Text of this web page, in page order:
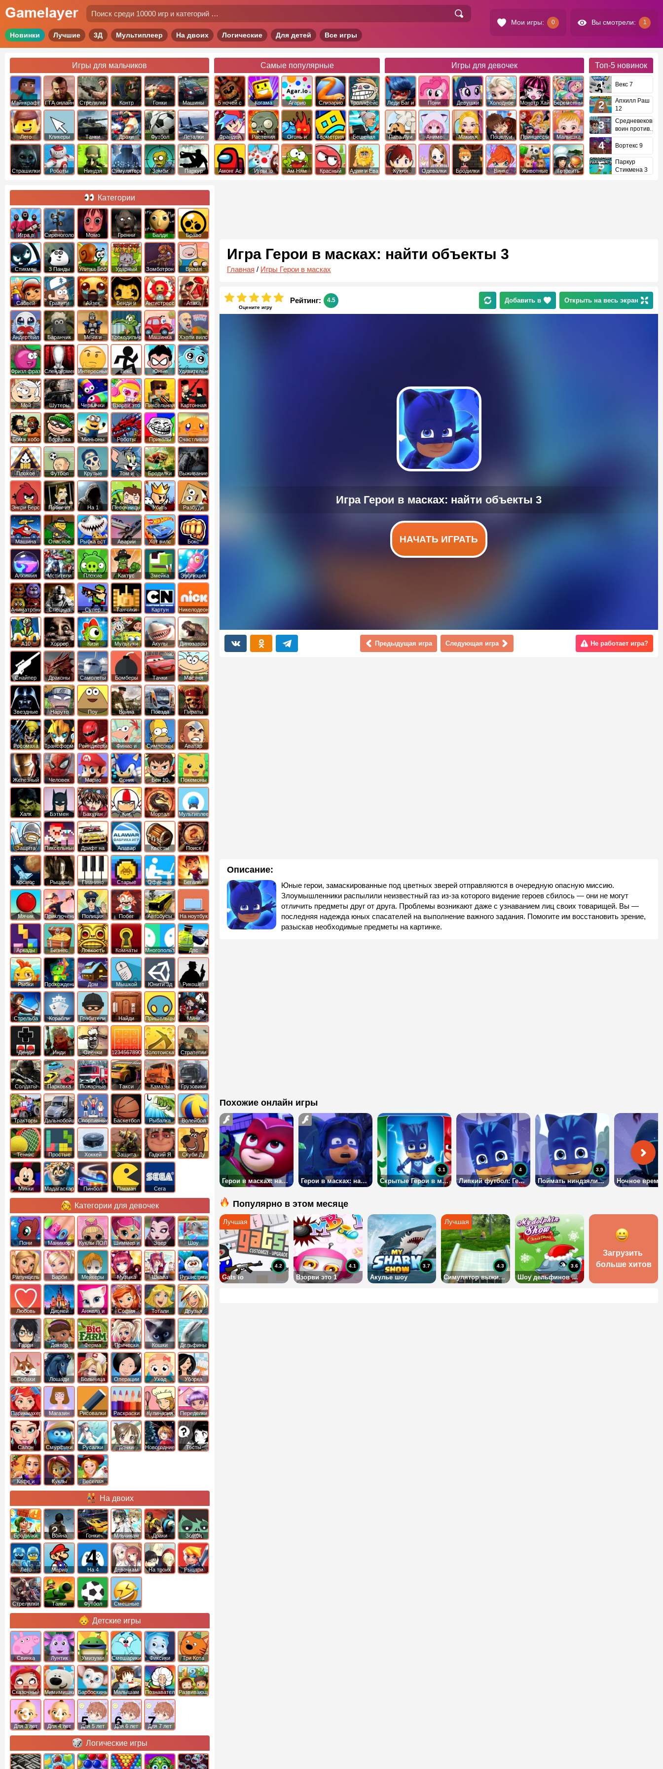
Мои игры: 0 Вы смотрели: 1
Новинки Лучшие 3Д Мультиплеер На двоих Логические Для детей Все игры
Игры для мальчиков
Майнкрафт ГТА онлайн Стрелялки
Контр
Страйк
Гонки Машины
Лего Кликеры Танки Драки Футбол Леталки
Страшилки Роботы Ниндзя Симуляторы Зомби Паркур
Самые популярные
5 ночей с
фредди
Когама Агарио Слизарио
Троллфейс
квест
Фрайдей
Найт
Фанкин
Растения
против
Зомби
Огонь и
Вода
Геометрия
Даш
Бешеная
бабка
сбежала из
психушки
Амонг Ас Игры Io Ам Ням
Красный
Адам и Ева
Игры для девочек
Леди Баг и
Супер Кот
Пони
Дружба это
Девушки
Эквестрии
Холодное
Сердце
Монстр Хай Беременные
Папа Луи Аниме Макияж Поцелуи
Принцессы
Диснея
Малышка
Хейзел
Кухня
Одевалки Бродилки Винкс Животные
Готовить
Топ-5 новинок
Векс 7
Апхилл Раш
12
Средневековый
воин против
Вортекс 9
Паркур
Стикмена 3
Игра Герои в масках: найти объекты 3
Главная / Игры Герои в масках
Оцените игру
Рейтинг: 4.5 Добавить в Открыть на весь экран
НАЧАТЬ ИГРАТЬ
Предыдущая игра Следующая игра Не работает игра?
Описание:
Юные герои, замаскированные под цветных зверей отправляются в очередную опасную миссию.
Злоумышленники распылили неизвестный газ из-за которого видение героев сбилось — они не могут
отличить предметы друг от друга. Проблемы возникают даже с узнаванием лиц своих товарищей. Вы —
последняя надежда юных спасателей на выполнение важного задания. Помогите им восстановить зрение,
разыскав необходимые предметы на картинке.
Похожие онлайн игры
Герои в масках: найти объекты 2 Герои в масках: найти объекты Скрытые Герои в масках
3.1
Липкий футбол: Герои в масках
4
Поймать ниндзялино: Герои в масках
3.9
Популярно в этом месяце
Gats io
4.2
Взорви это 1
4.1
Акулье шоу
3.7
Симулятор выживания в лесу
4.3
Шоу дельфинов 9: Рождественское издание
3.6
Загрузить
больше хитов
Категории
Игра в
Кальмара
Сиреноголовый Момо Гренни Балди
Браво
Старс
Стикмен 3 Панды Улитка Боб
Ударный
отряд котят
Зомботрон
Время
Приключений
Сабвей
Серф
Гравити
Фолз
Айзек
Бенди и
Чернильная
машина
Антистресс
Атака
Титанов
Андертейл
Баранчик
Шон
Мечи и
Сандали
Крокодильчик
Свомпи
Машинка
Вилли
Хэппи вилс
Фризл фраз Слендермен Интересные Векс
Юные
титаны
вперед
Удивительный
мир
Гамбола
Мой
шумный
дом
Шутеры Червячки Взорви это
Пиксельная
война
Картонная
башка
Бомж хобо
Воришка
боб
Миньоны
Роботы
динозавры
Приколы
Счастливая
обезьянка
Плохое
мороженое
Футбол
головами
Крутые
Том и
джерри
Бродилки
Приключения
Выживание
Энгри Берс
Побег из
тюрьмы
На 1 Песочницы
Убить
короля
Разбуди
коробку
Машина
ест
машину
Опасное
оружие
Рыбка ест
рыбку
Аварии
машин
Хот вилс Бокс
Алхимия Мстители
Плохие
свинки
Кактус
маккой
Змейка Эволюция
Аниматроники Спецназ
Супер
бойцы
Танчики
Картун
нетворк
Никелодеон
А10 Хоррор Кизи Мультики Акулы Динозавры
Снайпер Драконы Самолеты Бомберы Тачки Масяня
Звездные
войны
Наруто Поу Война Поезда
Пираты
Карибского
Моря
Росомаха ТрансформерыРейнджеры
Самураи
Финис и
Ферб
Симпсоны
Аватар
легенда об
Аанге
Железный
человек
Человек
Паук
Марио Соник Бен 10 Покемоны
Халк Бэтмен Бакуган
Кик
Бутовский
Мортал
комбат
Мультиплеер
Защита
королевства
Пиксельные
Дрифт на
машинах
Алавар Квесты
Поиск
предметов
Космос Рыцари Пианино Старые Офисные Бегалки
Мячик Приключения Полиция Побег Автобусы На ноутбук
Аркады
Бизнес
симуляторы
Ловкость Комнаты Многопользовательские
Дпс
Рыбки Прохождение Дом Мышкой Юнити 3д Рикошет
Cтрельба
из лука
Корабли Грабители
Найди
выход
Пришельцы Мини
Денди Инди
Овечки
идут домой
1234567890 ЗолотоискательСтратегии
Солдаты
Парковка
машин
Пожарные
машины
Такси Камазы Грузовики
Тракторы ДальнобойщикиСпортивные Баскетбол Рыбалка Волейбол
Теннис Простые Хоккей
Защита
башни
Гадкий Я Скуби Ду
Микки
Мадагаскар Пинбол Пакман Сега
Категории для девочек
Пони
креатор
Маникюр Куклы ЛОЛ
Шиммер и
Шайн
Эвер
Афтер Хай
Шоу
дельфинов
Рапунцель Барби Мейкеры Музыка Школа Пушистики
Любовь Дисней
Анжела и
том
София
Прекрасная
Тотали
Спайс
Друзья
ангелов
Гарри
Поттер
Доктор
Плюшева
Ферма Прически Кошки Дельфины
Собаки Лошади Больница Операции Уход Уборка
Парикмахер Магазин Рисовалки Раскраски Кулинария Переделки
Салон Смурфики Русалки Дочки Новогодние Тесты
Кафе и
Куклы
Веселая
На двоих
Бродилки Война Гонки Мльчикам Драки Зомби
Лего Марио На 4 Девочкам На троих Рыцари
Стрелялки Танки Футбол Смешные
Детские игры
Свинка
Пеппа
Лунтик Умизуми Смешарики Фиксики Три Кота
Сказочный
патруль
Мимимишки Барбоскины Малышам ПознавательныеРазвивающие
Для 3 лет Для 4 лет Для 5 лет Для 6 лет Для 7 лет
Логические игры